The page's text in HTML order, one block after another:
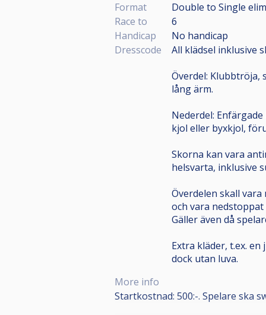
Format
Double to Single
Race to
6
Handicap
No handicap
Dresscode
All klädsel inklusive
Överdel:
lång ärm.
Nederdel:
kjol eller byxkjol,
Skorna kan vara
helsvarta, inklusive
Överdelen skall
och vara
Gäller även då
Extra kläder, t.ex.
dock utan luva.
More info
Startkostnad: 500:-. Spelare ska